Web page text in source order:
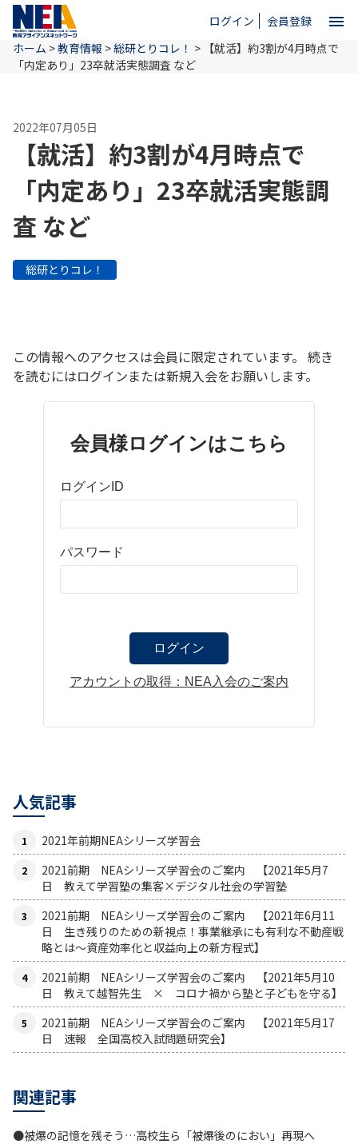
ログイン 会員登録 menu
ホーム
NEAとは
教育情報
お問い合わせ
ホーム >教育情報 >総研とりコレ！ > 【就活】約3割が4月時点で
「内定あり」23卒就活実態調査 など
2022年07月05日
【就活】約3割が4月時点で
「内定あり」23卒就活実態調
査 など
総研とりコレ！
この情報へのアクセスは会員に限定されています。 続き
を読むにはログインまたは新規入会をお願いします。
会員様ログインはこちら
ログインID
パスワード
アカウントの取得：NEA入会のご案内
人気記事
2021年前期NEAシリーズ学習会
2021前期 NEAシリーズ学習会のご案内 【2021年5月7
日 教えて学習塾の集客×デジタル社会の学習塾
2021前期 NEAシリーズ学習会のご案内 【2021年6月11
日 生き残りのための新視点！事業継承にも有利な不動産戦
略とは〜資産効率化と収益向上の新方程式】
2021前期 NEAシリーズ学習会のご案内 【2021年5月10
日 教えて越智先生 × コロナ禍から塾と子どもを守る】
2021前期 NEAシリーズ学習会のご案内 【2021年5月17
日 速報 全国高校入試問題研究会】
関連記事
●被爆の記憶を残そう…高校生ら「被爆後のにおい」再現へ